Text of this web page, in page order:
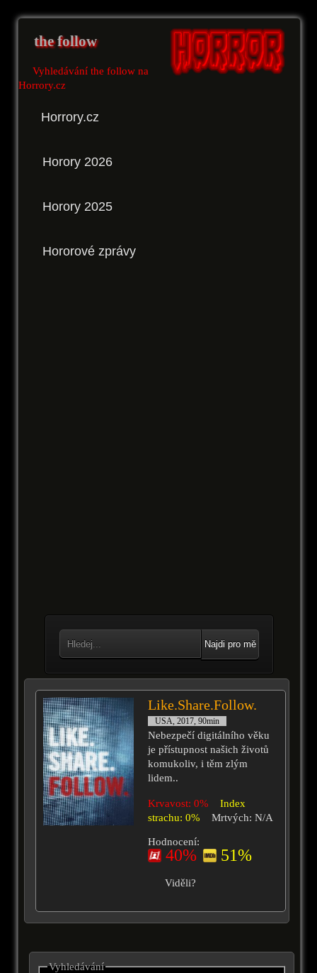
the follow
Vyhledávání the follow na
Horrory.cz
Horrory.cz
Horory 2026
Horory 2025
Hororové zprávy
Najdi pro mě
Like.Share.Follow.
USA, 2017, 90min
Nebezpečí digitálního věku
je přístupnost našich životů
komukoliv, i těm zlým
lidem..
Krvavost: 0%
Index
strachu: 0%
Mrtvých: N/A
Hodnocení:
40% 51%
Viděli?
Vyhledávání